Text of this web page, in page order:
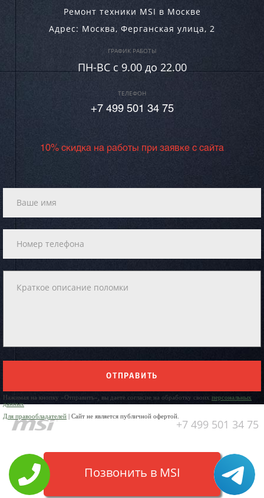
Ремонт техники MSI в Москве
Адрес: Москва, Ферганская улица, 2
ГРАФИК РАБОТЫ
ПН-ВC c 9.00 до 22.00
ТЕЛЕФОН
+7 499 501 34 75
10% скидка на работы при заявке с сайта
ОТПРАВИТЬ
Нажимая на кнопку «Отправить», вы даете согласие на обработку своих персональных
данных
Для правообладателей | Сайт не является публичной офертой.
+7 499 501 34 75
Позвонить в MSI